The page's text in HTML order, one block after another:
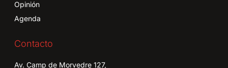
Opinión
Agenda
Contacto
Av. Camp de Morvedre 127,